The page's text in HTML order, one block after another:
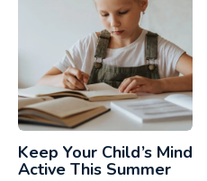
Keep Your Child’s Mind
Active This Summer